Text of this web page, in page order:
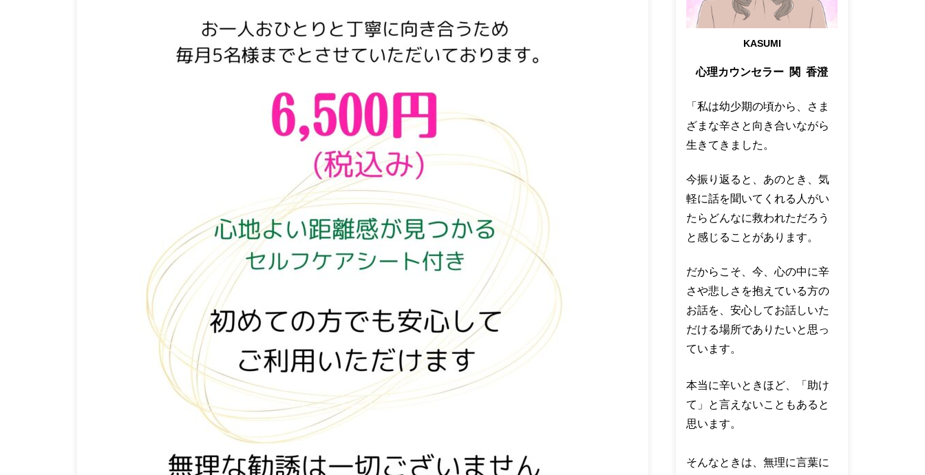
KASUMI
心理カウンセラー 関 香澄
「私は幼少期の頃から、さま
ざまな辛さと向き合いながら
生きてきました。
今振り返ると、あのとき、気
軽に話を聞いてくれる人がい
たらどんなに救われただろう
と感じることがあります。
だからこそ、今、心の中に辛
さや悲しさを抱えている方の
お話を、安心してお話しいた
だける場所でありたいと思っ
ています。
本当に辛いときほど、「助け
て」と言えないこともあると
思います。
そんなときは、無理に言葉に